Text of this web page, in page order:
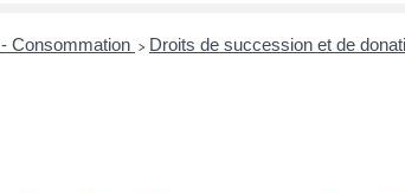
Consommation > Droits de succession et de